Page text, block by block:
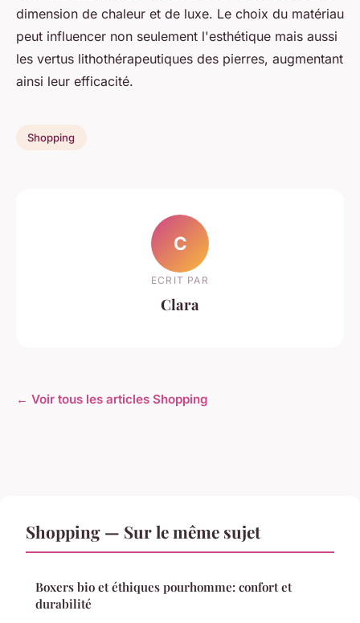
dimension de chaleur et de luxe. Le choix du matériau
peut influencer non seulement l'esthétique mais aussi
les vertus lithothérapeutiques des pierres, augmentant
ainsi leur efficacité.
Shopping
C
ECRIT PAR
Clara
← Voir tous les articles Shopping
Shopping — Sur le même sujet
Boxers bio et éthiques pourhomme: confort et
durabilité